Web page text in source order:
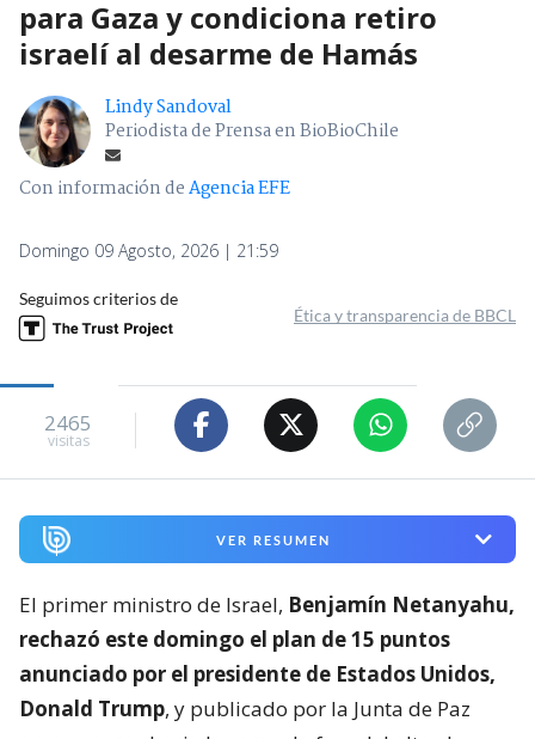
para Gaza y condiciona retiro
israelí al desarme de Hamás
Lindy Sandoval
Periodista de Prensa en BioBioChile
Con información deAgencia EFE
Domingo 09 Agosto, 2026 | 21:59
Seguimos criterios de
Ética y transparencia de BBCL
2465
visitas
VER RESUMEN
El primer ministro de Israel, Benjamín Netanyahu,
rechazó este domingo el plan de 15 puntos
anunciado por el presidente de Estados Unidos,
Donald Trump, y publicado por la Junta de Paz